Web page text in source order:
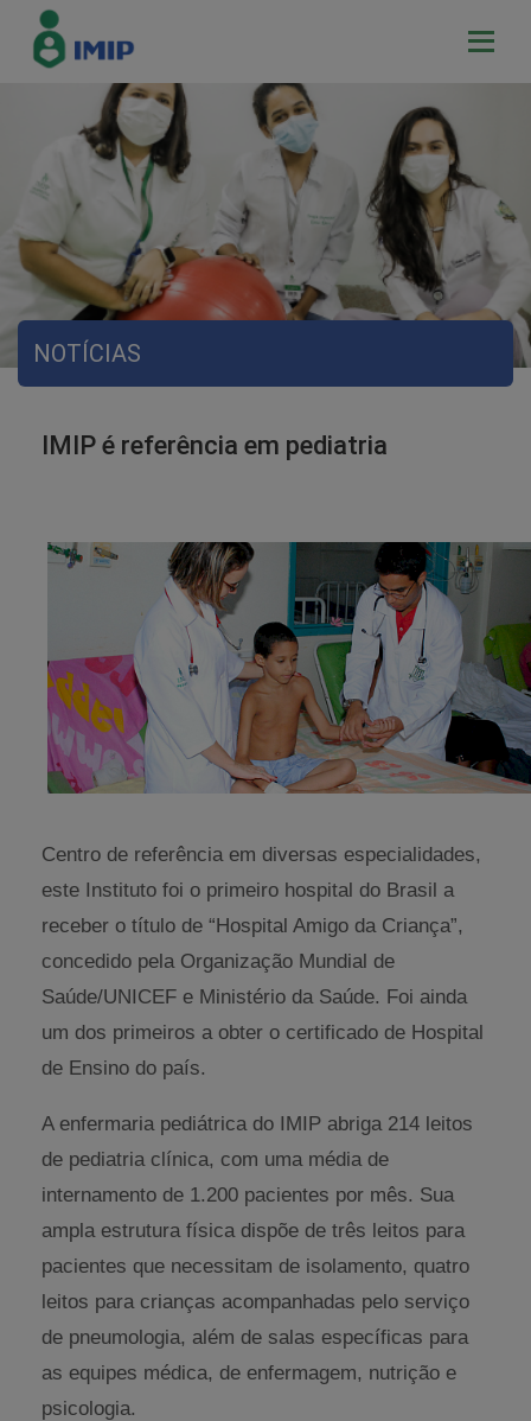
NOTÍCIAS
IMIP é referência em pediatria
Centro de referência em diversas especialidades,
este Instituto foi o primeiro hospital do Brasil a
receber o título de “Hospital Amigo da Criança”,
concedido pela Organização Mundial de
Saúde/UNICEF e Ministério da Saúde. Foi ainda
um dos primeiros a obter o certificado de Hospital
de Ensino do país.
A enfermaria pediátrica do IMIP abriga 214 leitos
de pediatria clínica, com uma média de
internamento de 1.200 pacientes por mês. Sua
ampla estrutura física dispõe de três leitos para
pacientes que necessitam de isolamento, quatro
leitos para crianças acompanhadas pelo serviço
de pneumologia, além de salas específicas para
as equipes médica, de enfermagem, nutrição e
psicologia.